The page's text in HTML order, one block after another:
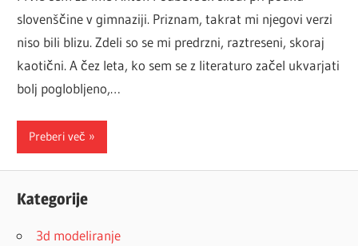
slovenščine v gimnaziji. Priznam, takrat mi njegovi verzi
niso bili blizu. Zdeli so se mi predrzni, raztreseni, skoraj
kaotični. A čez leta, ko sem se z literaturo začel ukvarjati
bolj poglobljeno,…
Preberi več
Kategorije
3d modeliranje